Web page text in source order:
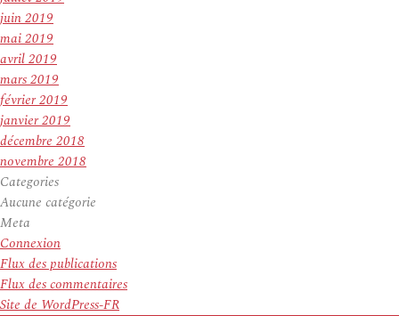
juin 2019
mai 2019
avril 2019
mars 2019
février 2019
janvier 2019
décembre 2018
novembre 2018
Categories
Aucune catégorie
Meta
Connexion
Flux des publications
Flux des commentaires
Site de WordPress-FR